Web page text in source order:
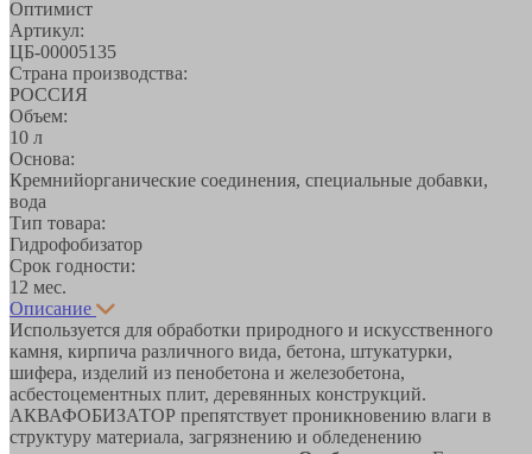
Оптимист
Артикул:
ЦБ-00005135
Страна производства:
РОССИЯ
Объем:
10 л
Основа:
Кремнийорганические соединения, специальные добавки,
вода
Тип товара:
Гидрофобизатор
Срок годности:
12 мес.
Описание
Используется для обработки природного и искусственного
камня, кирпича различного вида, бетона, штукатурки,
шифера, изделий из пенобетона и железобетона,
асбестоцементных плит, деревянных конструкций.
АКВАФОБИЗАТОР препятствует проникновению влаги в
структуру материала, загрязнению и обледенению